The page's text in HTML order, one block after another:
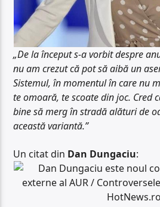
„De la început s-a vorbit despre
nu am crezut că pot să aibă un
Sistemul, în momentul în care nu
te omoară, te scoate din joc. Cred
bine să merg în stradă alături de
această variantă.”
Un citat din Dan Dungaciu: